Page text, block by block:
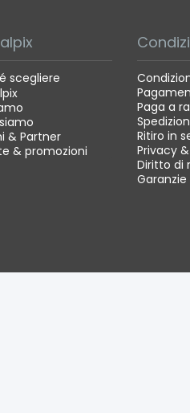
scegliere
& Partner
& promozioni
Paga a
Ritiro in
Privacy
Diritto di
Garanzie